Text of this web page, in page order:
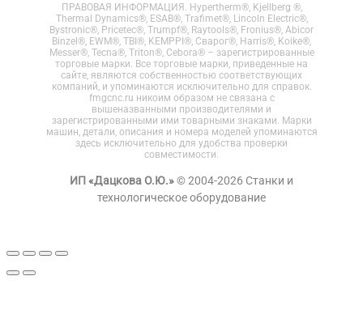
ПРАВОВАЯ ИНФОРМАЦИЯ. Hypertherm®, Kjellberg ®,
Thermal Dynamics®, ESAB®, Trafimet®, Lincoln Electric®,
Bystronic®, Pricetec®, Trumpf®, Raytools®, Fronius®, Abicor
Binzel®, EWM®, TBI®, KEMPPI®, Сварог®, Harris®, Koike®,
Messer®, Tecna®, Triton®, Cebora® – зарегистрированные
торговые марки. Все торговые марки, приведенные на
сайте, являются собственностью соответствующих
компаний, и упоминаются исключительно для справок.
fmgcnc.ru никоим образом не связана с
вышеназванными производителями и
зарегистрированными ими товарными знаками. Марки
машин, детали, описания и номера моделей упоминаются
здесь исключительно для удобства проверки
совместимости.
ИП «Дацкова О.Ю.»© 2004-2026 Станки и
технологическое оборудование